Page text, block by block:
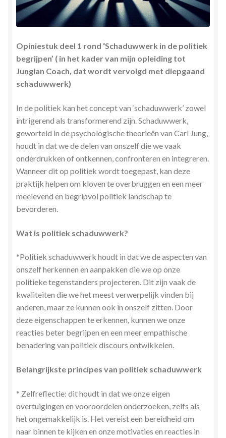
Stress en Burn-out Coaching
Tarot
Transactionele Analyse
Tweelingvlam
Webshop
Wie ben ik
Winkel
Opiniestuk deel 1 rond ‘Schaduwwerk in de politiek
begrijpen’ ( in het kader van mijn opleiding tot
Jungian Coach, dat wordt vervolgd met diepgaand
schaduwwerk)
In de politiek kan het concept van ‘schaduwwerk’ zowel
intrigerend als transformerend zijn. Schaduwwerk,
geworteld in de psychologische theorieën van Carl Jung,
houdt in dat we de delen van onszelf die we vaak
onderdrukken of ontkennen, confronteren en integreren.
Wanneer dit op politiek wordt toegepast, kan deze
praktijk helpen om kloven te overbruggen en een meer
meelevend en begripvol politiek landschap te
bevorderen.
Wat is politiek schaduwwerk?
*Politiek schaduwwerk houdt in dat we de aspecten van
onszelf herkennen en aanpakken die we op onze
politieke tegenstanders projecteren. Dit zijn vaak de
kwaliteiten die we het meest verwerpelijk vinden bij
anderen, maar ze kunnen ook in onszelf zitten. Door
deze eigenschappen te erkennen, kunnen we onze
reacties beter begrijpen en een meer empathische
benadering van politiek discours ontwikkelen.
Belangrijkste principes van politiek schaduwwerk
* Zelfreflectie: dit houdt in dat we onze eigen
overtuigingen en vooroordelen onderzoeken, zelfs als
het ongemakkelijk is. Het vereist een bereidheid om
naar binnen te kijken en onze motivaties en reacties in